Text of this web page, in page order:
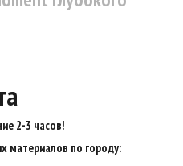
2-3 часов!
материалов по городу: